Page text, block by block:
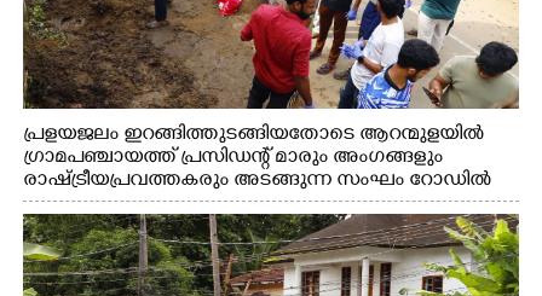
പ്രളയജലം ഇറങ്ങിത്തുടങ്ങിയതോടെ ആറന്മുളയിൽ
ഗ്രാമപഞ്ചായത്ത് പ്രസിഡന്റ് മാരും അംഗങ്ങളും
രാഷ്ട്രീയപ്രവത്തകരും അടങ്ങുന്ന സംഘം റോഡിൽ
അടിഞ്ഞ് കൂടിയ ചെളിയും മണ്ണും മറ്റ് മാലിന്യങ്ങളും
നീക്കം ചെയ്യുന്നു.